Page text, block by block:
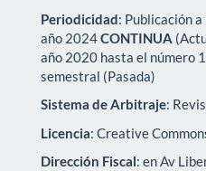
Periodicidad: Publicación
año 2024CONTINUA
año 2020 hasta el número
semestral (Pasada)
Sistema de Arbitraje:
Licencia: Creative
Dirección Fiscal: en Av